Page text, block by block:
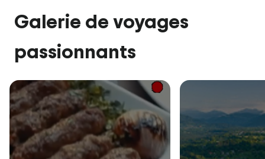
Galerie de voyages
passionnants